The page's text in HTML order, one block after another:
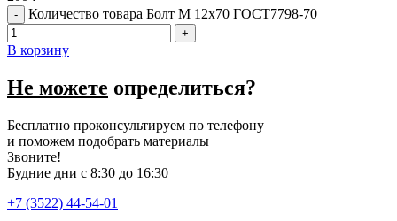
Количество товара Болт М 12х70 ГОСТ7798-70
В корзину
Не можете определиться?
Бесплатно проконсультируем по телефону
и поможем подобрать материалы
Звоните!
Будние дни с 8:30 до 16:30
+7 (3522) 44-54-01